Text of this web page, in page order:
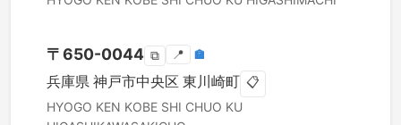
〒650-0044 ⧉ 📍 🏣
兵庫県 神戸市中央区 東川崎町 📋
HYOGO KEN KOBE SHI CHUO KU